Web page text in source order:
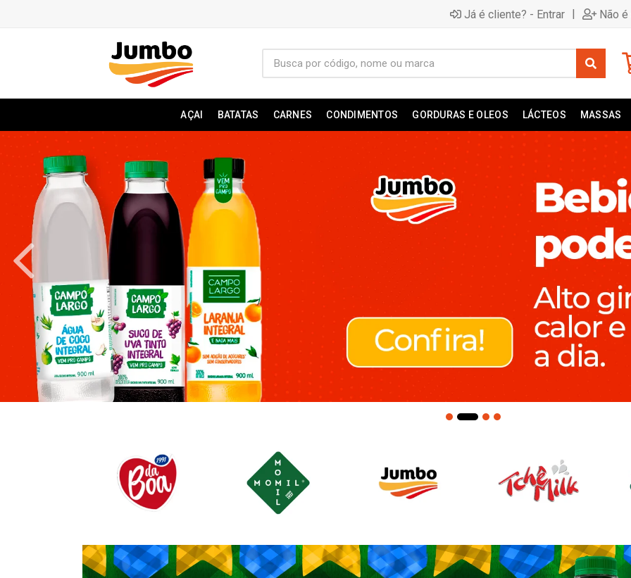
Já é cliente? - Entrar | Não
AÇAI BATATAS CARNES CONDIMENTOS GORDURAS E OLEOS LÁCTEOS MASSAS